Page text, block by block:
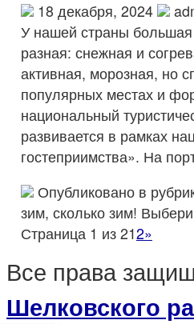
18 декабря, 2024
У нашей страны большая
разная: снежная и
активная, морозная, но
популярных местах и
национальный
развивается в рамках
гостеприимства». На
Опубликовано в
зим, сколько зим!
Страница 1 из 212»
Все права
Шелковского